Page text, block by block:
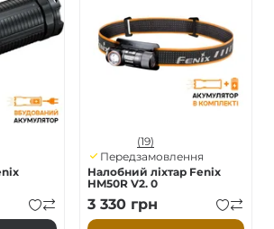
(19)
Передзамовлення
Налобний ліхтар Fenix
HM50R V2. 0
3 330 грн